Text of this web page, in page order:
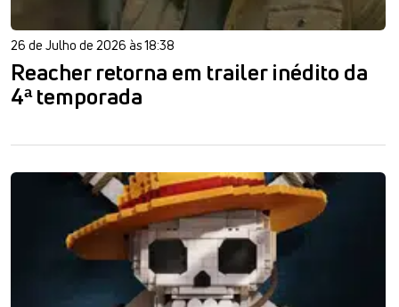
26 de Julho de 2026 às 18:38
Reacher retorna em trailer inédito da
4ª temporada